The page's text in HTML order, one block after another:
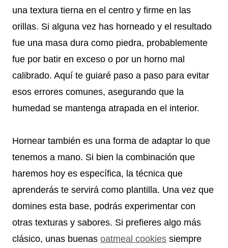
una textura tierna en el centro y firme en las
orillas. Si alguna vez has horneado y el resultado
fue una masa dura como piedra, probablemente
fue por batir en exceso o por un horno mal
calibrado. Aquí te guiaré paso a paso para evitar
esos errores comunes, asegurando que la
humedad se mantenga atrapada en el interior.
Hornear también es una forma de adaptar lo que
tenemos a mano. Si bien la combinación que
haremos hoy es específica, la técnica que
aprenderás te servirá como plantilla. Una vez que
domines esta base, podrás experimentar con
otras texturas y sabores. Si prefieres algo más
clásico, unas buenas oatmeal cookies siempre